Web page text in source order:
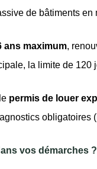
de bâtiments en
ans maximum,
la limite de
permis de louer
obligatoires
vos démarches ?